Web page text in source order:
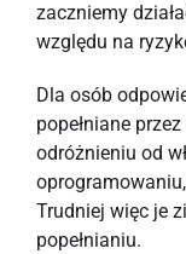
zaczniemy
względu na
Dla osób
popełniane
odróżnieniu od
Trudniej więc je
popełnianiu.